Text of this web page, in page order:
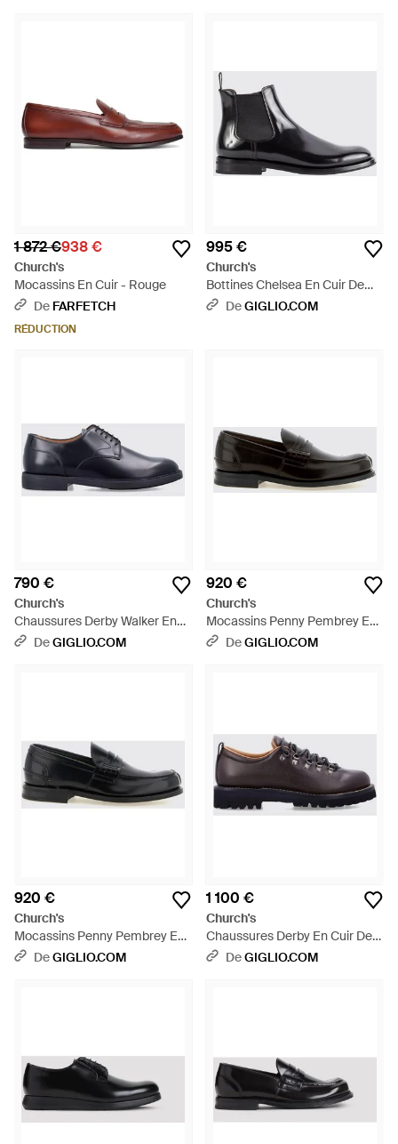
1 872 €938 €
Church's
Mocassins En Cuir - Rouge
De FARFETCH
RÉDUCTION
995 €
Church's
Bottines Chelsea En Cuir De
Veau Brossé Avec Un Bout
DeGIGLIO.COM
790 €
Church's
Chaussures Derby Walker En
Cuir De Veau Lisse À Semelle
DeGIGLIO.COM
920 €
Church's
Mocassins Penny Pembrey En
Cuir Brossé Avec Barrette -
DeGIGLIO.COM
920 €
Church's
Mocassins Penny Pembrey En
Cuir Brossé Avec Barrette -
DeGIGLIO.COM
1 100 €
Church's
Chaussures Derby En Cuir De
Veau Avec Semelle Crantée En
DeGIGLIO.COM